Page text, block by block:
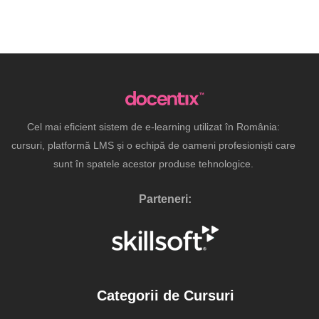
Cel mai eficient sistem de e-learning utilizat în România:
cursuri, platformă LMS și o echipă de oameni profesioniști care
sunt în spatele acestor produse tehnologice.
Parteneri:
Categorii de Cursuri